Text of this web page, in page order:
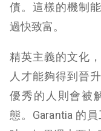
債。這樣的機制
過快致富。
精英主義的文化
人才能夠得到晉
優秀的人則會被
態。Garantia 的